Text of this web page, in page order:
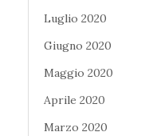
Luglio 2020
Giugno 2020
Maggio 2020
Aprile 2020
Marzo 2020